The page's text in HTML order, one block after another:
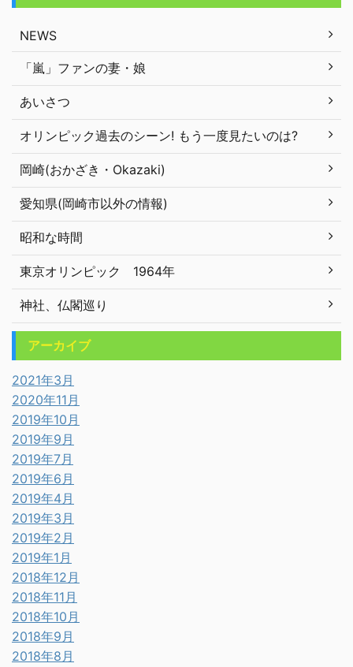
NEWS
「嵐」ファンの妻・娘
あいさつ
オリンピック過去のシーン! もう一度見たいのは?
岡崎(おかざき・Okazaki)
愛知県(岡崎市以外の情報)
昭和な時間
東京オリンピック 1964年
神社、仏閣巡り
アーカイブ
2021年3月
2020年11月
2019年10月
2019年9月
2019年7月
2019年6月
2019年4月
2019年3月
2019年2月
2019年1月
2018年12月
2018年11月
2018年10月
2018年9月
2018年8月